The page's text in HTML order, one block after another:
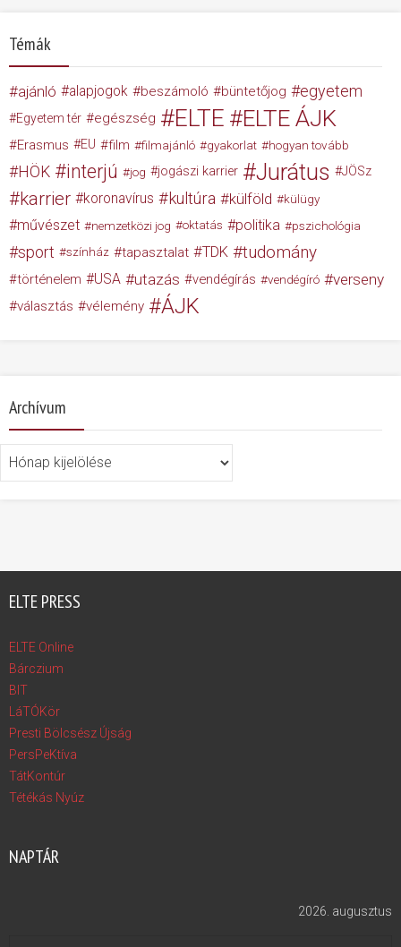
Témák
ajánló alapjogok beszámoló büntetőjog egyetem
Egyetem tér egészség ELTE ELTE ÁJK
Erasmus EU film filmajánló gyakorlat hogyan tovább
HÖK interjú jog jogászi karrier Jurátus JÖSz
karrier koronavírus kultúra külföld külügy
művészet nemzetközi jog oktatás politika pszichológia
sport színház tapasztalat TDK tudomány
történelem USA utazás vendégírás vendégíró verseny
választás vélemény ÁJK
Archívum
Archívum
ELTE PRESS
ELTE Online
Bárczium
BIT
LáTÓKör
Presti Bölcsész Újság
PersPeKtíva
TátKontúr
Tétékás Nyúz
NAPTÁR
2026. augusztus